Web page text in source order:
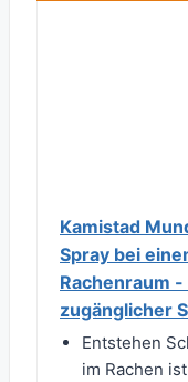
Kamistad
Spray bei
Rachenraum
zugänglicher
Entstehen
im Rachen